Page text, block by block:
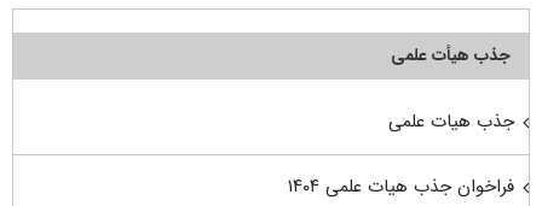
جذب هیأت علمی
جذب هیات علمی
فراخوان جذب هیات علمی ۱۴۰۴